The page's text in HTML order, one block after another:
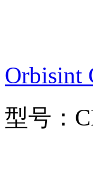
Orbisint
型号：